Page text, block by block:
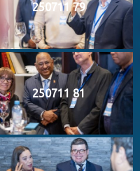
250711 79
250711 81